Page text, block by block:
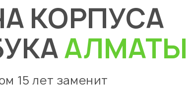
КОРПУСА
АЛМАТЫ
15 лет заменит